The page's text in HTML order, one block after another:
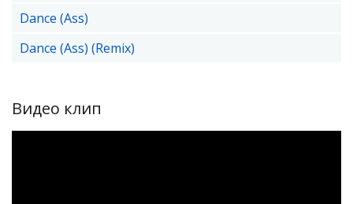
Dance (Ass)
Dance (Ass) (Remix)
Видео клип